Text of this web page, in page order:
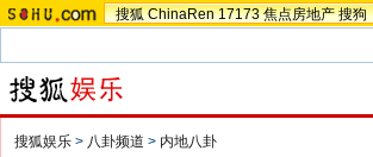
搜狐 ChinaRen 17173 焦点房地产 搜狗
搜狐娱乐 > 八卦频道 > 内地八卦